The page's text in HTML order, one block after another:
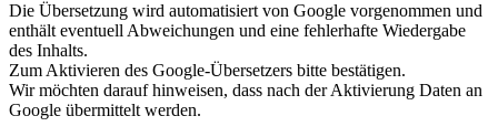
Die Übersetzung wird automatisiert von Google vorgenommen und
enthält eventuell Abweichungen und eine fehlerhafte Wiedergabe
des Inhalts.
Zum Aktivieren des Google-Übersetzers bitte bestätigen.
Wir möchten darauf hinweisen, dass nach der Aktivierung Daten an
Google übermittelt werden.